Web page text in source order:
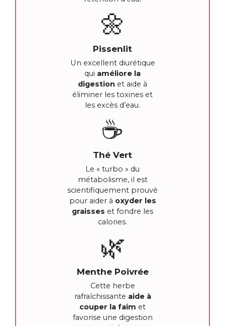
🌼
Pissenlit
Un excellent diurétique
qui améliore la
digestion et aide à
éliminer les toxines et
les excès d’eau.
☕
Thé Vert
Le « turbo » du
métabolisme, il est
scientifiquement prouvé
pour aider à oxyder les
graisses et fondre les
calories.
🌿
Menthe Poivrée
Cette herbe
rafraîchissante aide à
couper la faim et
favorise une digestion